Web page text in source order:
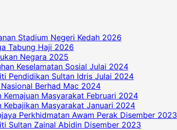
Stadium Negeri Kedah 2026
Tabung Haji 2026
Negara 2025
Keselamatan Sosial Julai 2024
Pendidikan Sultan Idris Julai 2024
Berhad Mac 2024
Masyarakat Februari 2024
Masyarakat Januari 2024
Perkhidmatan Awam Perak Disember 2023
Sultan Zainal Abidin Disember 2023